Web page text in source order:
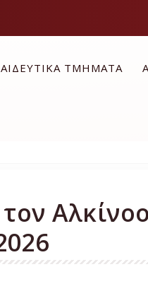
ΤΜΗΜΑΤΑ
Αλκίνοο